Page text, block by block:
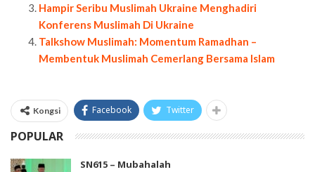
Hampir Seribu Muslimah Ukraine Menghadiri
Konferens Muslimah Di Ukraine
Talkshow Muslimah: Momentum Ramadhan –
Membentuk Muslimah Cemerlang Bersama Islam
Kongsi Facebook Twitter
POPULAR
SN615 – Mubahalah